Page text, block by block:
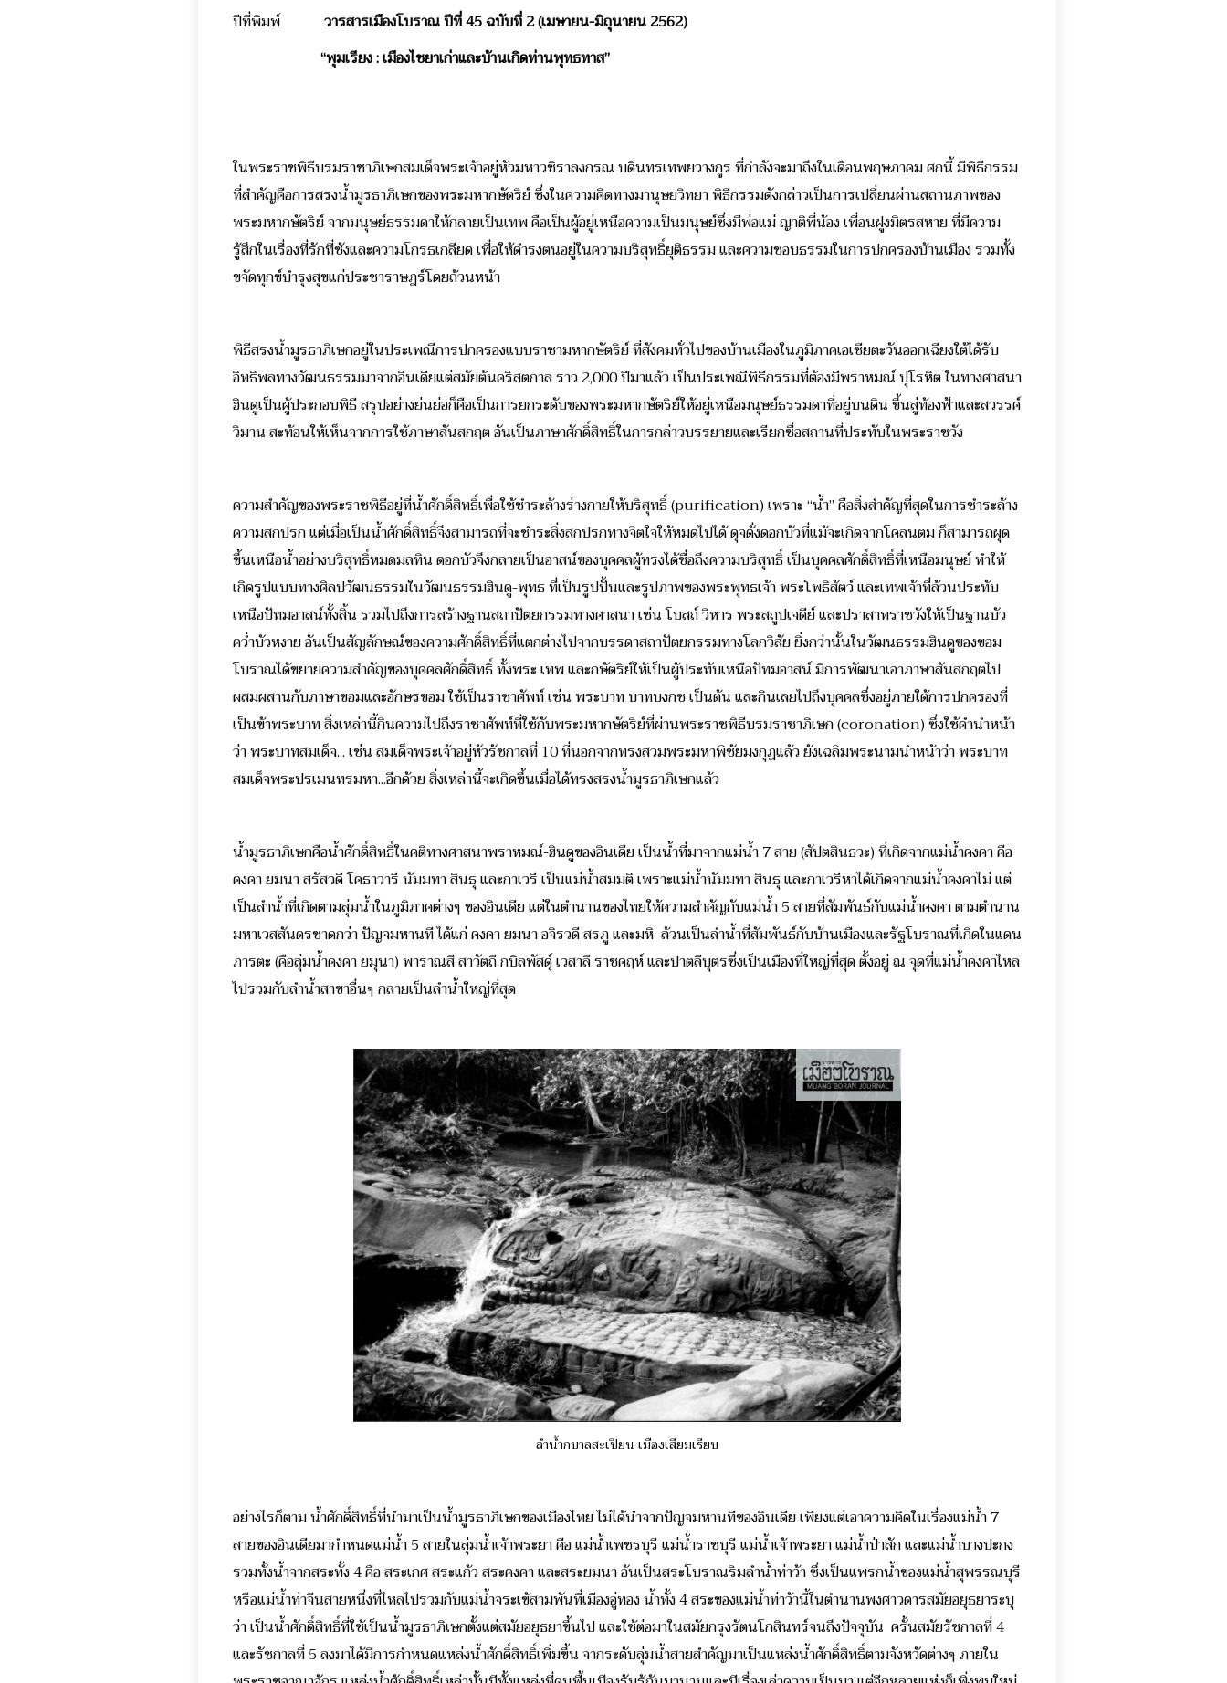
ปีที่พิมพ์
วารสารเมืองโบราณ ปีที่ 45 ฉบับที่ 2 (เมษายน-มิถุนายน 2562)
“พุมเรียง : เมืองไชยาเก่าและบ้านเกิดท่านพุทธทาส”
ในพระราชพิธีบรมราชาภิเษกสมเด็จพระเจ้าอยู่หัวมหาวชิราลงกรณ บดินทรเทพยวางกูร ที่กำลังจะมาถึงในเดือนพฤษภาคม ศกนี้ มีพิธีกรรม
ที่สำคัญคือการสรงน้ำมูรธาภิเษกของพระมหากษัตริย์ ซึ่งในความคิดทางมานุษยวิทยา พิธีกรรมดังกล่าวเป็นการเปลี่ยนผ่านสถานภาพของ
พระมหากษัตริย์ จากมนุษย์ธรรมดาให้กลายเป็นเทพ คือเป็นผู้อยู่เหนือความเป็นมนุษย์ซึ่งมีพ่อแม่ ญาติพี่น้อง เพื่อนฝูงมิตรสหาย ที่มีความ
รู้สึกในเรื่องที่รักที่ชังและความโกรธเกลียด เพื่อให้ดำรงตนอยู่ในความบริสุทธิ์ยุติธรรม และความชอบธรรมในการปกครองบ้านเมือง รวมทั้ง
ขจัดทุกข์บำรุงสุขแก่ประชาราษฎร์โดยถ้วนหน้า
พิธีสรงน้ำมูรธาภิเษกอยู่ในประเพณีการปกครองแบบราชามหากษัตริย์ ที่สังคมทั่วไปของบ้านเมืองในภูมิภาคเอเชียตะวันออกเฉียงใต้ได้รับ
อิทธิพลทางวัฒนธรรมมาจากอินเดียแต่สมัยต้นคริสตกาล ราว 2,000 ปีมาแล้ว เป็นประเพณีพิธีกรรมที่ต้องมีพราหมณ์ ปุโรหิต ในทางศาสนา
ฮินดูเป็นผู้ประกอบพิธี สรุปอย่างย่นย่อก็คือเป็นการยกระดับของพระมหากษัตริย์ให้อยู่เหนือมนุษย์ธรรมดาที่อยู่บนดิน ขึ้นสู่ท้องฟ้าและสวรรค์
วิมาน สะท้อนให้เห็นจากการใช้ภาษาสันสกฤต อันเป็นภาษาศักดิ์สิทธิ์ในการกล่าวบรรยายและเรียกชื่อสถานที่ประทับในพระราชวัง
ความสำคัญของพระราชพิธีอยู่ที่น้ำศักดิ์สิทธิ์เพื่อใช้ชำระล้างร่างกายให้บริสุทธิ์ (purification) เพราะ “น้ำ” คือสิ่งสำคัญที่สุดในการชำระล้าง
ความสกปรก แต่เมื่อเป็นน้ำศักดิ์สิทธิ์จึงสามารถที่จะชำระสิ่งสกปรกทางจิตใจให้หมดไปได้ ดุจดั่งดอกบัวที่แม้จะเกิดจากโคลนตม ก็สามารถผุด
ขึ้นเหนือน้ำอย่างบริสุทธิ์หมดมลทิน ดอกบัวจึงกลายเป็นอาสน์ของบุคคลผู้ทรงได้ชื่อถึงความบริสุทธิ์ เป็นบุคคลศักดิ์สิทธิ์ที่เหนือมนุษย์ ทำให้
เกิดรูปแบบทางศิลปวัฒนธรรมในวัฒนธรรมฮินดู-พุทธ ที่เป็นรูปปั้นและรูปภาพของพระพุทธเจ้า พระโพธิสัตว์ และเทพเจ้าที่ล้วนประทับ
เหนือปัทมอาสน์ทั้งสิ้น รวมไปถึงการสร้างฐานสถาปัตยกรรมทางศาสนา เช่น โบสถ์ วิหาร พระสถูปเจดีย์ และปราสาทราชวังให้เป็นฐานบัว
คว่ำบัวหงาย อันเป็นสัญลักษณ์ของความศักดิ์สิทธิ์ที่แตกต่างไปจากบรรดาสถาปัตยกรรมทางโลกวิสัย ยิ่งกว่านั้นในวัฒนธรรมฮินดูของขอม
โบราณได้ขยายความสำคัญของบุคคลศักดิ์สิทธิ์ ทั้งพระ เทพ และกษัตริย์ให้เป็นผู้ประทับเหนือปัทมอาสน์ มีการพัฒนาเอาภาษาสันสกฤตไป
ผสมผสานกับภาษาขอมและอักษรขอม ใช้เป็นราชาศัพท์ เช่น พระบาท บาทบงกช เป็นต้น และกินเลยไปถึงบุคคลซึ่งอยู่ภายใต้การปกครองที่
เป็นข้าพระบาท สิ่งเหล่านี้กินความไปถึงราชาศัพท์ที่ใช้กับพระมหากษัตริย์ที่ผ่านพระราชพิธีบรมราชาภิเษก (coronation) ซึ่งใช้คำนำหน้า
ว่า พระบาทสมเด็จ... เช่น สมเด็จพระเจ้าอยู่หัวรัชกาลที่ 10 ที่นอกจากทรงสวมพระมหาพิชัยมงกุฎแล้ว ยังเฉลิมพระนามนำหน้าว่า พระบาท
สมเด็จพระปรเมนทรมหา...อีกด้วย สิ่งเหล่านี้จะเกิดขึ้นเมื่อได้ทรงสรงน้ำมูรธาภิเษกแล้ว
น้ำมูรธาภิเษกคือน้ำศักดิ์สิทธิ์ในคติทางศาสนาพราหมณ์-ฮินดูของอินเดีย เป็นน้ำที่มาจากแม่น้ำ 7 สาย (สัปตสินธวะ) ที่เกิดจากแม่น้ำคงคา คือ
คงคา ยมนา สรัสวดี โคธาวารี นัมมทา สินธุ และกาเวรี เป็นแม่น้ำสมมติ เพราะแม่น้ำนัมมทา สินธุ และกาเวรีหาได้เกิดจากแม่น้ำคงคาไม่ แต่
เป็นลำน้ำที่เกิดตามลุ่มน้ำในภูมิภาคต่างๆ ของอินเดีย แต่ในตำนานของไทยให้ความสำคัญกับแม่น้ำ 5 สายที่สัมพันธ์กับแม่น้ำคงคา ตามตำนาน
มหาเวสสันดรชาดกว่า ปัญจมหานที ได้แก่ คงคา ยมนา อจิรวดี สรภู และมหิ ล้วนเป็นลำน้ำที่สัมพันธ์กับบ้านเมืองและรัฐโบราณที่เกิดในแดน
ภารตะ (คือลุ่มน้ำคงคา ยมุนา) พาราณสี สาวัตถี กบิลพัสดุ์ เวสาลี ราชคฤห์ และปาตลีบุตรซึ่งเป็นเมืองที่ใหญ่ที่สุด ตั้งอยู่ ณ จุดที่แม่น้ำคงคาไหล
ไปรวมกับลำน้ำสาขาอื่นๆ กลายเป็นลำน้ำใหญ่ที่สุด
ลำน้ำกบาลสะเปียน เมืองเสียมเรียบ
อย่างไรก็ตาม น้ำศักดิ์สิทธิ์ที่นำมาเป็นน้ำมูรธาภิเษกของเมืองไทย ไม่ได้นำจากปัญจมหานทีของอินเดีย เพียงแต่เอาความคิดในเรื่องแม่น้ำ 7
สายของอินเดียมากำหนดแม่น้ำ 5 สายในลุ่มน้ำเจ้าพระยา คือ แม่น้ำเพชรบุรี แม่น้ำราชบุรี แม่น้ำเจ้าพระยา แม่น้ำป่าสัก และแม่น้ำบางปะกง
รวมทั้งน้ำจากสระทั้ง 4 คือ สระเกศ สระแก้ว สระคงคา และสระยมนา อันเป็นสระโบราณริมลำน้ำท่าว้า ซึ่งเป็นแพรกน้ำของแม่น้ำสุพรรณบุรี
หรือแม่น้ำท่าจีนสายหนึ่งที่ไหลไปรวมกับแม่น้ำจระเข้สามพันที่เมืองอู่ทอง น้ำทั้ง 4 สระของแม่น้ำท่าว้านี้ในตำนานพงศาวดารสมัยอยุธยาระบุ
ว่า เป็นน้ำศักดิ์สิทธิ์ที่ใช้เป็นน้ำมูรธาภิเษกตั้งแต่สมัยอยุธยาขึ้นไป และใช้ต่อมาในสมัยกรุงรัตนโกสินทร์จนถึงปัจจุบัน ครั้นสมัยรัชกาลที่ 4
และรัชกาลที่ 5 ลงมาได้มีการกำหนดแหล่งน้ำศักดิ์สิทธิ์เพิ่มขึ้น จากระดับลุ่มน้ำสายสำคัญมาเป็นแหล่งน้ำศักดิ์สิทธิ์ตามจังหวัดต่างๆ ภายใน